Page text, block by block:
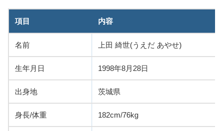
項目 内容
名前 上田 綺世(うえだ あやせ)
生年月日 1998年8月28日
出身地 茨城県
身長/体重 182cm/76kg